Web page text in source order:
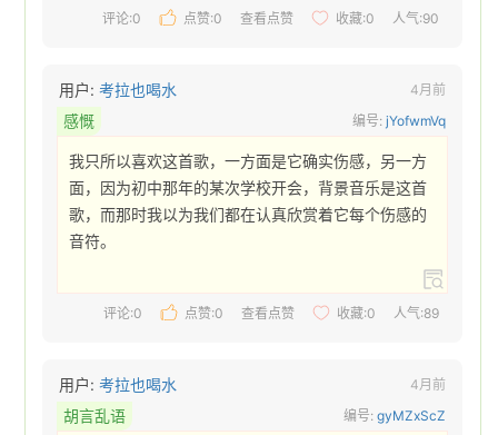
评论:0 点赞:0 查看点赞 收藏:0 人气:90
用户:考拉也喝水 4月前
感慨 编号:jYofwmVq
我只所以喜欢这首歌，一方面是它确实伤感，另一方
面，因为初中那年的某次学校开会，背景音乐是这首
歌，而那时我以为我们都在认真欣赏着它每个伤感的
音符。
评论:0 点赞:0 查看点赞 收藏:0 人气:89
用户:考拉也喝水 4月前
胡言乱语 编号:gyMZxScZ